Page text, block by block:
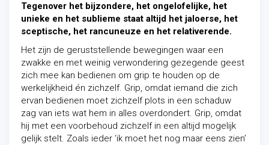
Tegenover het bijzondere, het ongelofelijke, het
unieke en het sublieme staat altijd het jaloerse, het
sceptische, het rancuneuze en het relativerende.
Het zijn de geruststellende bewegingen waar een
zwakke en met weinig verwondering gezegende geest
zich mee kan bedienen om grip te houden op de
werkelijkheid én zichzelf. Grip, omdat iemand die zich
ervan bedienen moet zichzelf plots in een schaduw
zag van iets wat hem in alles overdondert. Grip, omdat
hij met een voorbehoud zichzelf in een altijd mogelijk
gelijk stelt. Zoals ieder ‘ik moet het nog maar eens zien’